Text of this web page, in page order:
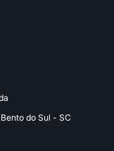
do Sul - SC